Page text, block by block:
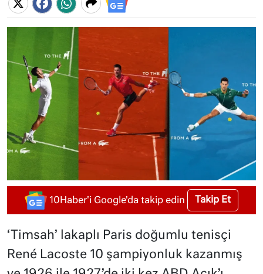
10Haber'i Google'da takip edin Takip Et
‘Timsah’ lakaplı Paris doğumlu tenisçi
René Lacoste 10 şampiyonluk kazanmış